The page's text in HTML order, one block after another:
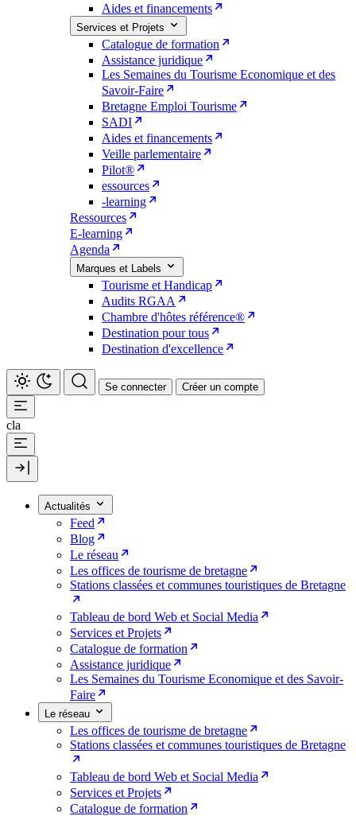
Aides et financements
Services et Projets
Catalogue de formation
Assistance juridique
Les Semaines du Tourisme Economique et des
Savoir-Faire
Bretagne Emploi Tourisme
SADI
Aides et financements
Veille parlementaire
Pilot®
essources
-learning
Ressources
E-learning
Agenda
Marques et Labels
Tourisme et Handicap
Audits RGAA
Chambre d'hôtes référence®
Destination pour tous
Destination d'excellence
Se connecter Créer un compte
cla
Actualités
Feed
Blog
Le réseau
Les offices de tourisme de bretagne
Stations classées et communes touristiques de Bretagne
Tableau de bord Web et Social Media
Services et Projets
Catalogue de formation
Assistance juridique
Les Semaines du Tourisme Economique et des Savoir-
Faire
Le réseau
Les offices de tourisme de bretagne
Stations classées et communes touristiques de Bretagne
Tableau de bord Web et Social Media
Services et Projets
Catalogue de formation